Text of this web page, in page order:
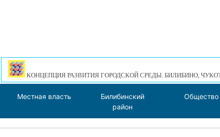
КОНЦЕПЦИЯ РАЗВИТИЯ ГОРОДСКОЙ СРЕДЫ. БИЛИБИНО,
Местная власть
Билибинский
район
Общество